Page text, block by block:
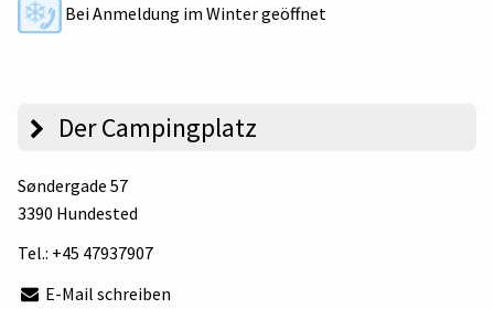
Bei Anmeldung im Winter geöffnet
Der Campingplatz
Søndergade 57
3390 Hundested
Tel.: +45 47937907
E-Mail schreiben